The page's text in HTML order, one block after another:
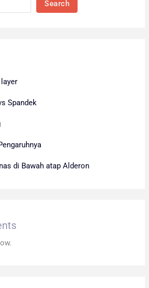
Search
Spandek
di Bawah atap Alderon